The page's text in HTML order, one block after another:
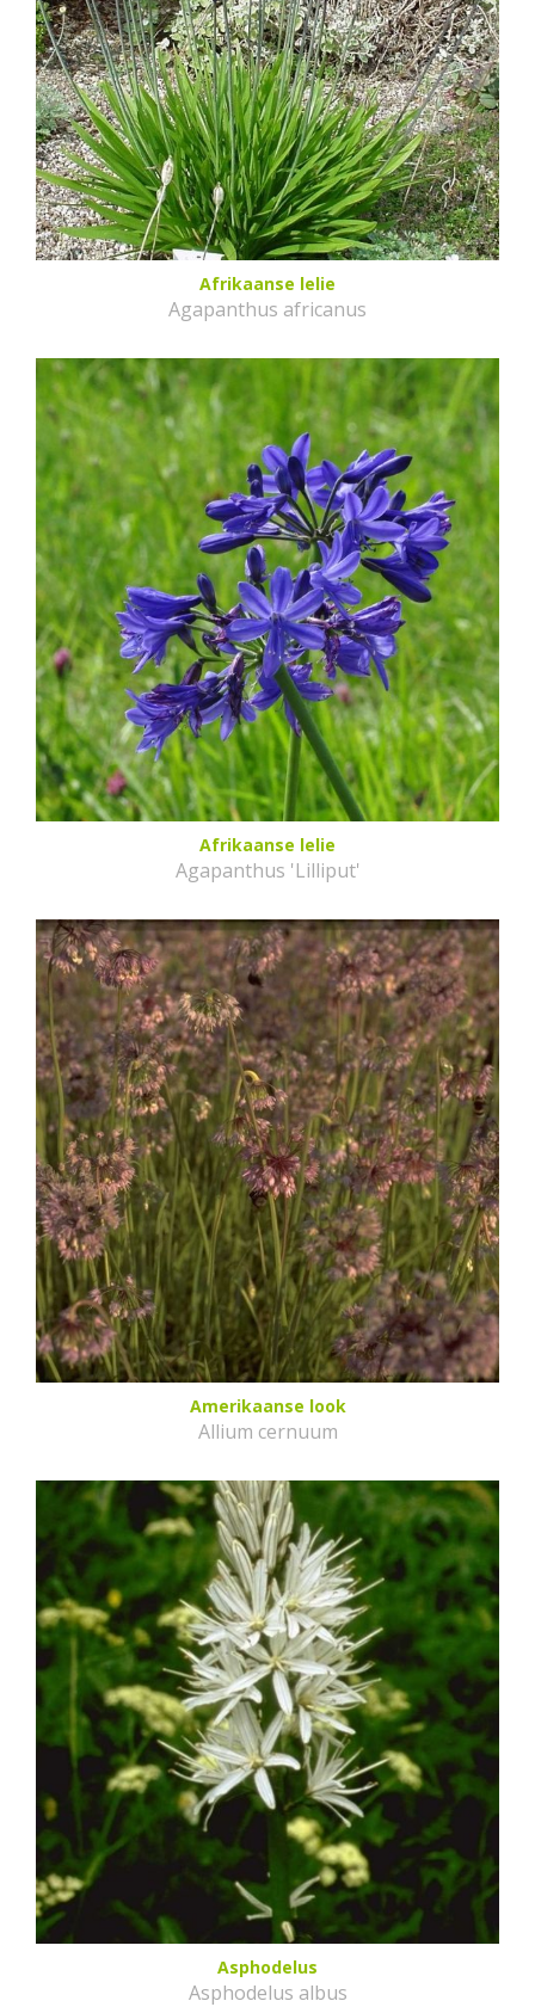
Afrikaanse lelie
Agapanthus africanus
Afrikaanse lelie
Agapanthus 'Lilliput'
Amerikaanse look
Allium cernuum
Asphodelus
Asphodelus albus